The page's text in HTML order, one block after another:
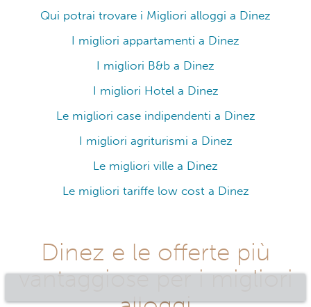
Qui potrai trovare i Migliori alloggi a Dinez
I migliori appartamenti a Dinez
I migliori B&b a Dinez
I migliori Hotel a Dinez
Le migliori case indipendenti a Dinez
I migliori agriturismi a Dinez
Le migliori ville a Dinez
Le migliori tariffe low cost a Dinez
Dinez e le offerte più
vantaggiose per i migliori